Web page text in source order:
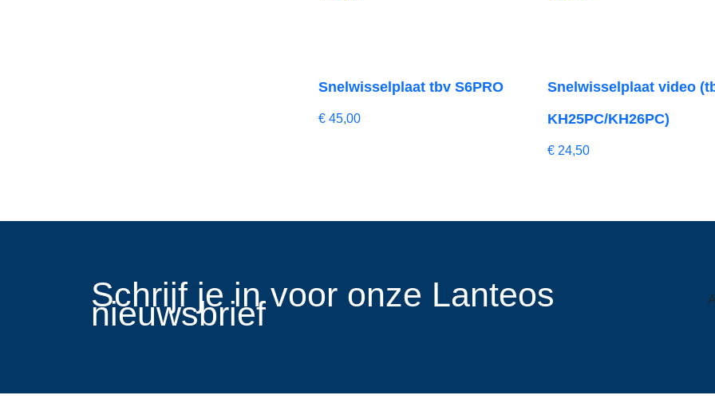
Snelwisselplaat tbv S6PRO
€ 45,00
Snelwisselplaat video
KH25PC/KH26PC)
€ 24,50
​Schrijf je in voor onze Lanteos
nieuwsbrief